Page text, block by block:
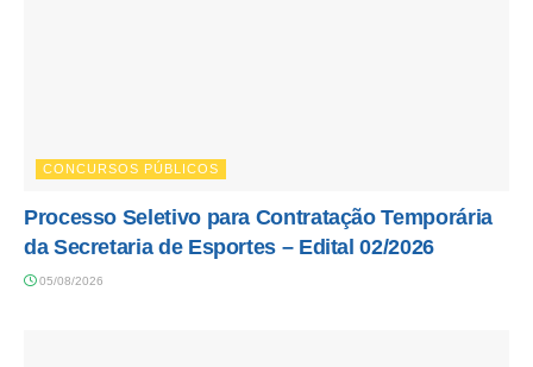
CONCURSOS PÚBLICOS
Processo Seletivo para Contratação Temporária
da Secretaria de Esportes – Edital 02/2026
05/08/2026